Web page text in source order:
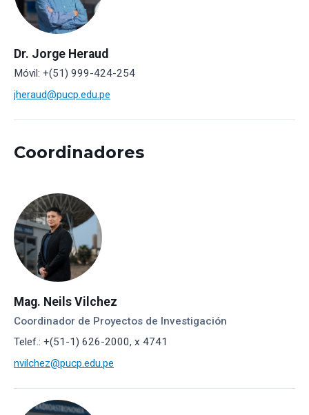
Dr. Jorge Heraud
Móvil: +(51) 999-424-254
jheraud@pucp.edu.pe
Coordinadores
Mag. Neils Vilchez
Coordinador de Proyectos de Investigación
Telef.: +(51-1) 626-2000, x 4741
nvilchez@pucp.edu.pe